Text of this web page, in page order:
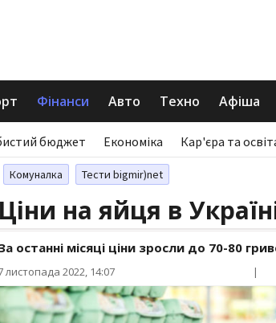
Фінанси Авто Техно Афіша
бюджет Економіка Кар'єра та
Комуналка Тести bigmir)net
Ціни на яйця в
останні місяці ціни зросли до 70-80
листопада 2022, 14:07 |